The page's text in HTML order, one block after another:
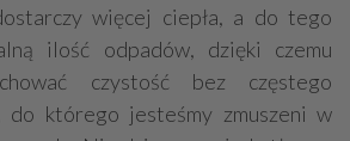
więcej ciepła, a do tego
ilość odpadów, dzięki czemu
czystość bez częstego
do którego jesteśmy zmuszeni w